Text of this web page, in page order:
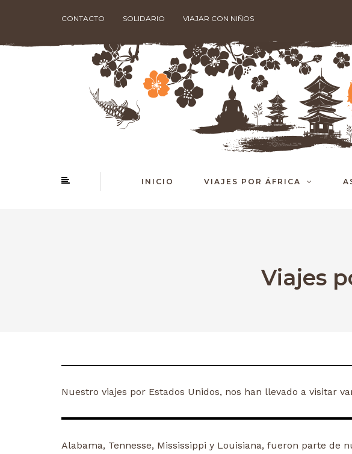
CONTACTO SOLIDARIO VIAJAR CON NIÑOS
INICIO VIAJES POR ÁFRICA
Viajes
Nuestro viajes por Estados Unidos, nos han llevado a visitar
Alabama, Tennesse, Mississippi y Louisiana, fueron parte de